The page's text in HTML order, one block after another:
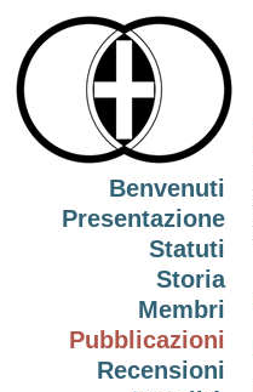
Benvenuti
Presentazione
Statuti
Storia
Membri
Pubblicazioni
Recensioni